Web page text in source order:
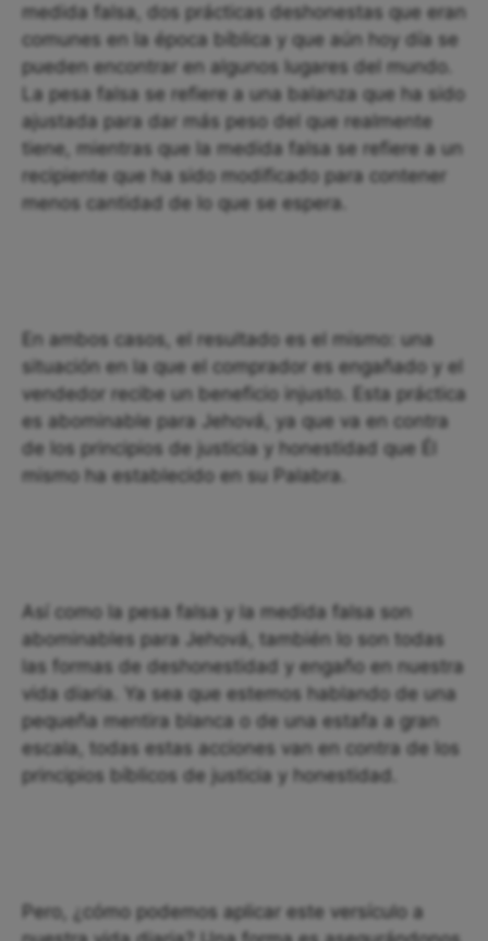
medida falsa, dos prácticas deshonestas que eran
comunes en la época bíblica y que aún hoy día se
pueden encontrar en algunos lugares del mundo.
La pesa falsa se refiere a una balanza que ha sido
ajustada para dar más peso del que realmente
tiene, mientras que la medida falsa se refiere a un
recipiente que ha sido modificado para contener
menos cantidad de lo que se espera.
En ambos casos, el resultado es el mismo: una
situación en la que el comprador es engañado y el
vendedor recibe un beneficio injusto. Esta práctica
es abominable para Jehová, ya que va en contra
de los principios de justicia y honestidad que Él
mismo ha establecido en su Palabra.
Así como la pesa falsa y la medida falsa son
abominables para Jehová, también lo son todas
las formas de deshonestidad y engaño en nuestra
vida diaria. Ya sea que estemos hablando de una
pequeña mentira blanca o de una estafa a gran
escala, todas estas acciones van en contra de los
principios bíblicos de justicia y honestidad.
Pero, ¿cómo podemos aplicar este versículo a